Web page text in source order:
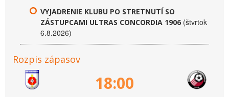
VYJADRENIE KLUBU PO STRETNUTÍ SO
ZÁSTUPCAMI ULTRAS CONCORDIA 1906 (štvrtok
6.8.2026)
Rozpis zápasov
18:00